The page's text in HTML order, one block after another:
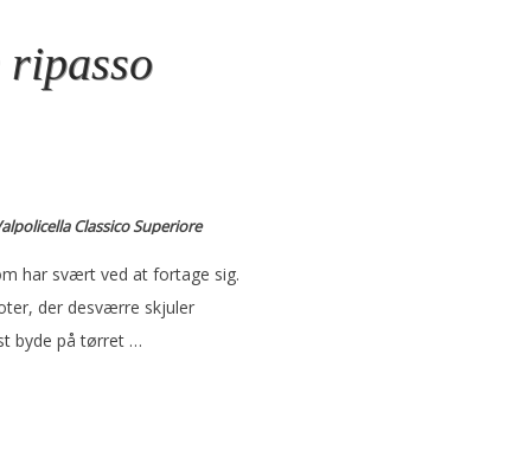
ripasso
Classico Superiore
har svært ved at fortage sig.
der desværre skjuler
byde på tørret …